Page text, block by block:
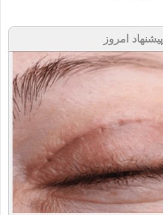
پیشنهاد امروز